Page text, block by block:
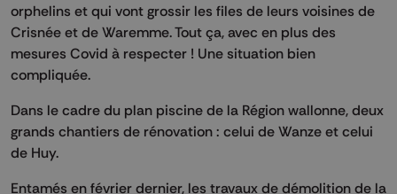
orphelins et qui vont grossir les files de leurs voisines de
Crisnée et de Waremme. Tout ça, avec en plus des
mesures Covid à respecter ! Une situation bien
compliquée.
Dans le cadre du plan piscine de la Région wallonne, deux
grands chantiers de rénovation : celui de Wanze et celui
de Huy.
Entamés en février dernier, les travaux de démolition de la